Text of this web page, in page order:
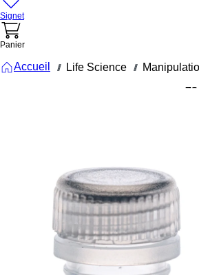
Signet
Panier
Accueil /// Life Science ///